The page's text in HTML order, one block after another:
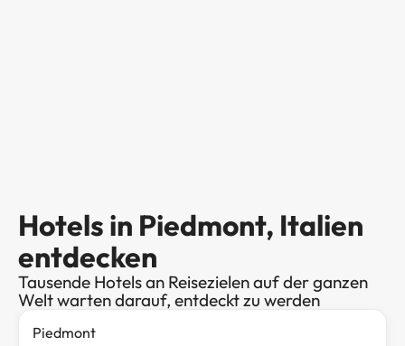
Hotels in Piedmont, Italien
entdecken
Tausende Hotels an Reisezielen auf der ganzen
Welt warten darauf, entdeckt zu werden